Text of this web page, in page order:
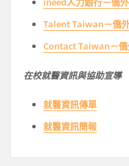
Talent Taiwan－僑
Contact Taiwan－僑
在校就醫資訊與協助宣導
就醫資訊傳單
就醫資訊簡報